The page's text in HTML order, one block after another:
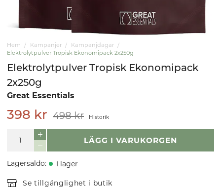
Hem Kampanjer
Kampanjdagar
Elektrolytpulver Tropisk Ekonomipack 2x250g
Elektrolytpulver Tropisk Ekonomipack
2x250g
Great Essentials
398 kr 498 kr Historik
LÄGG I VARUKORGEN
Lagersaldo: I lager
Se tillgänglighet i butik